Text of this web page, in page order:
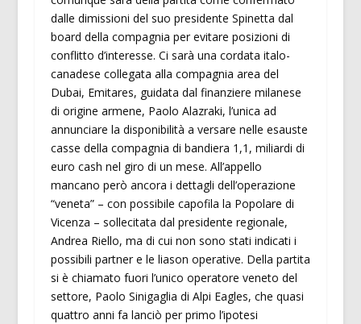
dalle dimissioni del suo presidente Spinetta dal
board della compagnia per evitare posizioni di
conflitto d’interesse. Ci sarà una cordata italo-
canadese collegata alla compagnia area del
Dubai, Emitares, guidata dal finanziere milanese
di origine armene, Paolo Alazraki, l’unica ad
annunciare la disponibilità a versare nelle esauste
casse della compagnia di bandiera 1,1, miliardi di
euro cash nel giro di un mese. All’appello
mancano però ancora i dettagli dell’operazione
“veneta” – con possibile capofila la Popolare di
Vicenza – sollecitata dal presidente regionale,
Andrea Riello, ma di cui non sono stati indicati i
possibili partner e le liason operative. Della partita
si è chiamato fuori l’unico operatore veneto del
settore, Paolo Sinigaglia di Alpi Eagles, che quasi
quattro anni fa lanciò per primo l’ipotesi